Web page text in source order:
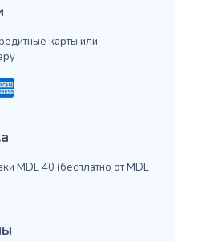
карты или
MDL 40 (бесплатно от MDL